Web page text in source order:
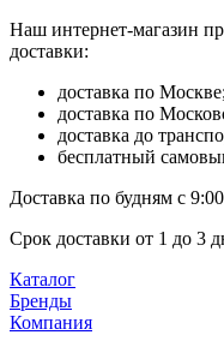
Наш интернет-магазин
доставки:
доставка по Москве;
доставка по
доставка до
бесплатный
Доставка по будням с
Срок доставки от 1 до 3
Каталог
Бренды
Компания